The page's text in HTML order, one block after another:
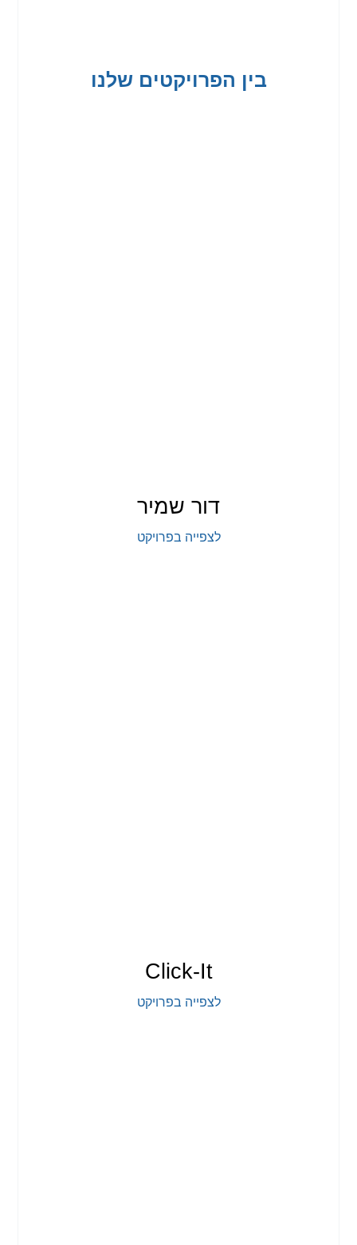
בין הפרויקטים שלנו
דור שמיר
לצפייה בפרויקט
Click-It
לצפייה בפרויקט